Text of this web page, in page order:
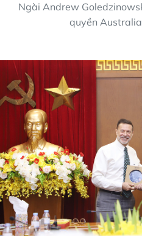
Ngài Andrew
quyền